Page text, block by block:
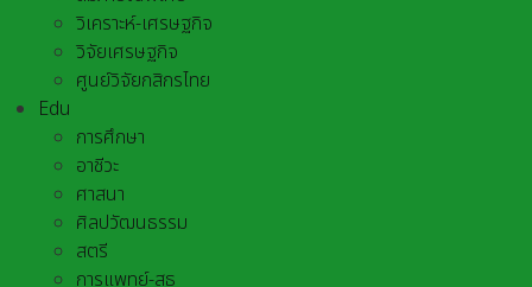
วิเคราะห์-เศรษฐกิจ
วิจัยเศรษฐกิจ
ศูนย์วิจัยกสิกรไทย
Edu
การศึกษา
อาชีวะ
ศาสนา
ศิลปวัฒนธรรม
สตรี
การแพทย์-สธ